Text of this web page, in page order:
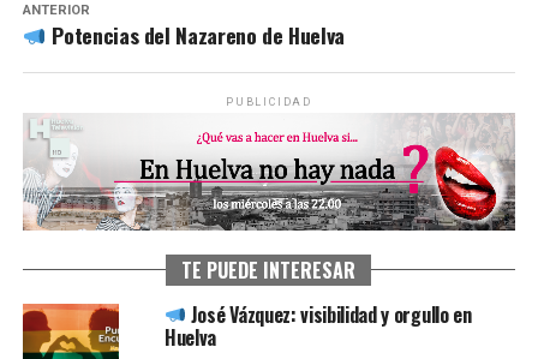
ANTERIOR
Potencias del Nazareno de Huelva
PUBLICIDAD
TE PUEDE INTERESAR
José Vázquez: visibilidad y orgullo en
Huelva